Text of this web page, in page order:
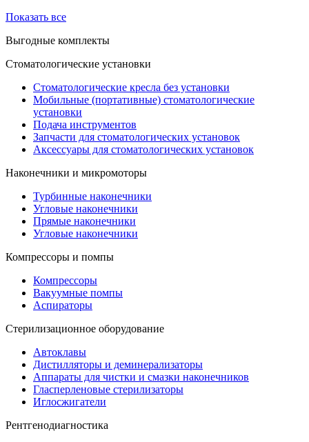
Показать все
Выгодные комплекты
Стоматологические установки
Стоматологические кресла без установки
Мобильные (портативные) стоматологические
установки
Подача инструментов
Запчасти для стоматологических установок
Аксессуары для стоматологических установок
Наконечники и микромоторы
Турбинные наконечники
Угловые наконечники
Прямые наконечники
Угловые наконечники
Компрессоры и помпы
Компрессоры
Вакуумные помпы
Аспираторы
Стерилизационное оборудование
Автоклавы
Дистилляторы и деминерализаторы
Аппараты для чистки и смазки наконечников
Гласперленовые стерилизаторы
Иглосжигатели
Рентгенодиагностика